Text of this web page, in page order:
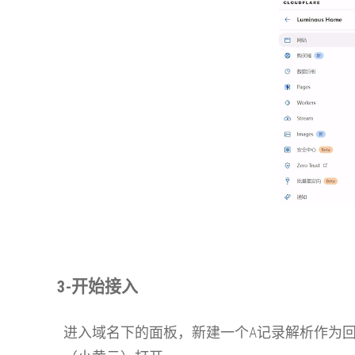
3-开始接入
进入域名下的面板，新建一个A记录解析作为